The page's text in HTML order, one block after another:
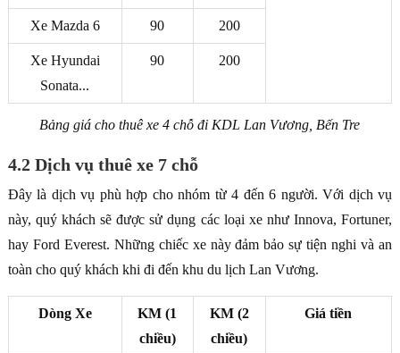
Xe Mazda 6 90 200
Xe Hyundai
Sonata...
90 200
Bảng giá cho thuê xe 4 chỗ đi KDL Lan Vương, Bến Tre
4.2 Dịch vụ thuê xe 7 chỗ
Đây là dịch vụ phù hợp cho nhóm từ 4 đến 6 người. Với dịch vụ
này, quý khách sẽ được sử dụng các loại xe như Innova, Fortuner,
hay Ford Everest. Những chiếc xe này đảm bảo sự tiện nghi và an
toàn cho quý khách khi đi đến khu du lịch Lan Vương.
Dòng Xe
KM (1
chiều)
KM (2
chiều)
Giá tiền